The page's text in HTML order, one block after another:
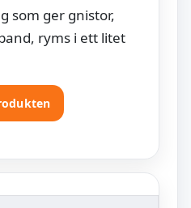
som ger gnistor,
ryms i ett litet